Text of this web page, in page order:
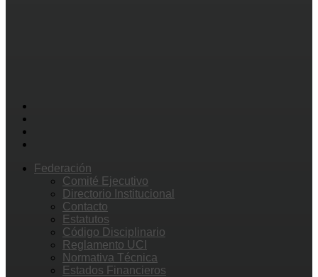
Federación
Comité Ejecutivo
Directorio Institucional
Contacto
Estatutos
Código Disciplinario
Reglamento UCI
Normativa Técnica
Estados Financieros